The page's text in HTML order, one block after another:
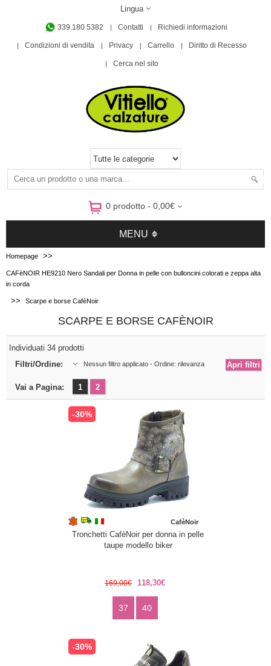
Lingua
339.180 5382 Contatti Richiedi informazioni
Condizioni di vendita Privacy Carrello Diritto di Recesso
Cerca nel sito
0 prodotto - 0,00€
MENU
Homepage >>
CAFèNOIR HE9210 Nero Sandali per Donna in pelle con bulloncini colorati e zeppa alta
in corda
>> Scarpe e borse CafèNoir
SCARPE E BORSE CAFÈNOIR
Individuati 34 prodotti
Filtri/Ordine:
Nessun filtro applicato - Ordine: rilevanza
Vai a Pagina: 1 2
-30%
CafèNoir
Tronchetti CafèNoir per donna in pelle
taupe modello biker
169,00€ 118,30€
37 40
-30%